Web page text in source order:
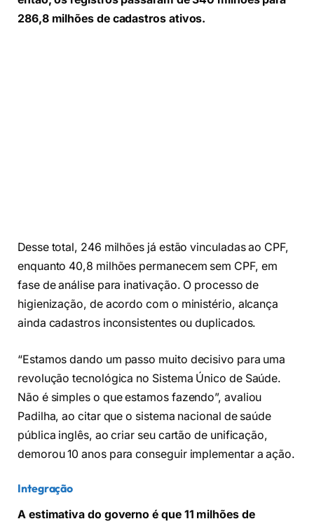
286,8 milhões de cadastros ativos.
Desse total, 246 milhões já estão vinculadas ao CPF,
enquanto 40,8 milhões permanecem sem CPF, em
fase de análise para inativação. O processo de
higienização, de acordo com o ministério, alcança
ainda cadastros inconsistentes ou duplicados.
“Estamos dando um passo muito decisivo para uma
revolução tecnológica no Sistema Único de Saúde.
Não é simples o que estamos fazendo”, avaliou
Padilha, ao citar que o sistema nacional de saúde
pública inglês, ao criar seu cartão de unificação,
demorou 10 anos para conseguir implementar a ação.
Integração
A estimativa do governo é que 11 milhões de